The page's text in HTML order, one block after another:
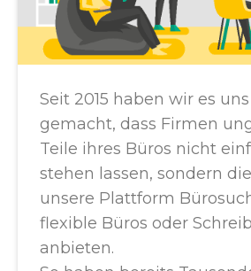
Seit 2015 haben wir es
gemacht, dass Firmen
Teile ihres Büros nicht
stehen lassen, sondern
unsere Plattform
flexible Büros oder
anbieten.